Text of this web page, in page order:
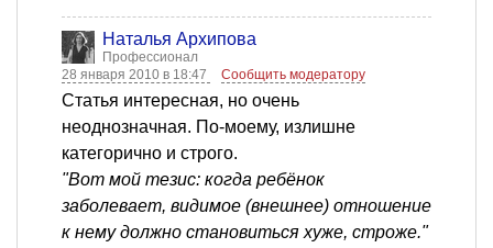
Наталья Архипова
Профессионал
28 января 2010 в 18:47
Сообщить модератору
Статья интересная, но очень
неоднозначная. По-моему, излишне
категорично и строго.
"Вот мой тезис: когда ребёнок
заболевает, видимое (внешнее) отношение
к нему должно становиться хуже, строже."